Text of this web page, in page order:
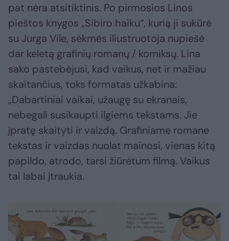
pat nėra atsitiktinis. Po pirmosios Linos
pieštos knygos „Sibiro haiku“, kurią ji sukūrė
su Jurga Vile, sėkmės iliustruotoja nupiešė
dar keletą grafinių romanų / komiksų. Lina
sako pastebėjusi, kad vaikus, net ir mažiau
skaitančius, toks formatas užkabina:
„Dabartiniai vaikai, užaugę su ekranais,
nebegali susikaupti ilgiems tekstams. Jie
įpratę skaityti ir vaizdą. Grafiniame romane
tekstas ir vaizdas nuolat mainosi, vienas kitą
papildo, atrodo, tarsi žiūrėtum filmą. Vaikus
tai labai įtraukia.